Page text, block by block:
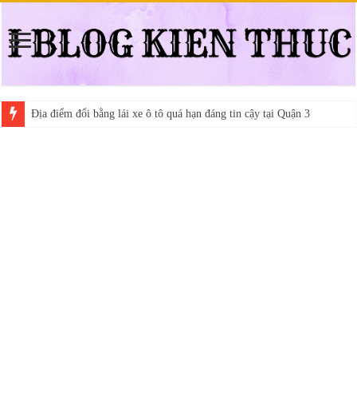
Địa điểm đổi bằng lái xe ô tô quá hạn đáng tin cậy tại Quận 3
Trung tâm nào học thi giấy phép lái xe hạng A (A2 cũ), A1 uy tín tại